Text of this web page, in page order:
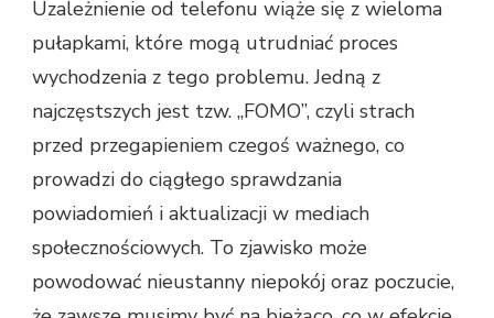
Uzależnienie od telefonu wiąże się z wieloma
pułapkami, które mogą utrudniać proces
wychodzenia z tego problemu. Jedną z
najczęstszych jest tzw. „FOMO”, czyli strach
przed przegapieniem czegoś ważnego, co
prowadzi do ciągłego sprawdzania
powiadomień i aktualizacji w mediach
społecznościowych. To zjawisko może
powodować nieustanny niepokój oraz poczucie,